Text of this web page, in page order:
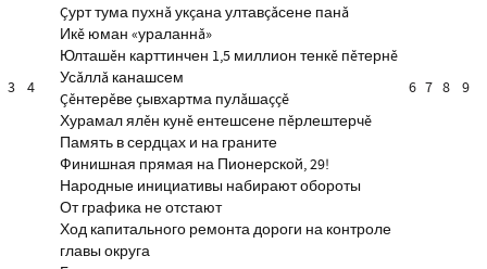
3 4
Çурт тума пухнă укçана ултавçăсене панă
Икĕ юман «ураланнă»
Юлташĕн карттинчен 1,5 миллион тенкĕ пĕтернĕ
Усăллă канашсем
Çĕнтерĕве çывхартма пулăшаççĕ
Хурамал ялĕн кунĕ ентешсене пĕрлештерчĕ
Память в сердцах и на граните
Финишная прямая на Пионерской, 29!
Народные инициативы набирают обороты
От графика не отстают
Ход капитального ремонта дороги на контроле
главы округа
6 7 8 9